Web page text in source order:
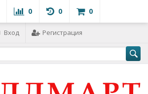
0 0 0
Вход Регистрация